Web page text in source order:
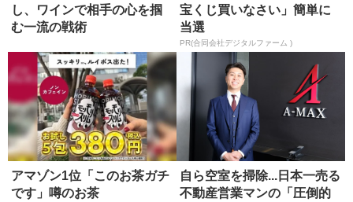
し、ワインで相手の心を掴
む一流の戦術
宝くじ買いなさい」簡単に
当選
PR(合同会社デジタルファーム )
アマゾン1位「このお茶ガチ
です」噂のお茶
自ら空室を掃除...日本一売る
不動産営業マンの「圧倒的